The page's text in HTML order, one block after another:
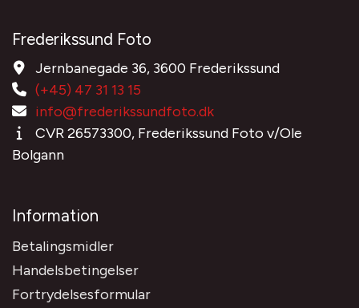
Frederikssund Foto
Jernbanegade 36, 3600 Frederikssund
(+45) 47 31 13 15
info@frederikssundfoto.dk
CVR 26573300, Frederikssund Foto v/Ole
Bolgann
Information
Betalingsmidler
Handelsbetingelser
Fortrydelsesformular